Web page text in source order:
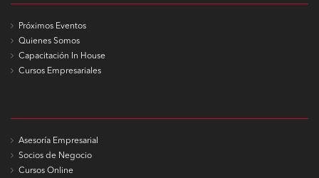
Próximos Eventos
Quienes Somos
Capacitación In House
Cursos Empresariales
Asesoría Empresarial
Socios de Negocio
Cursos Online